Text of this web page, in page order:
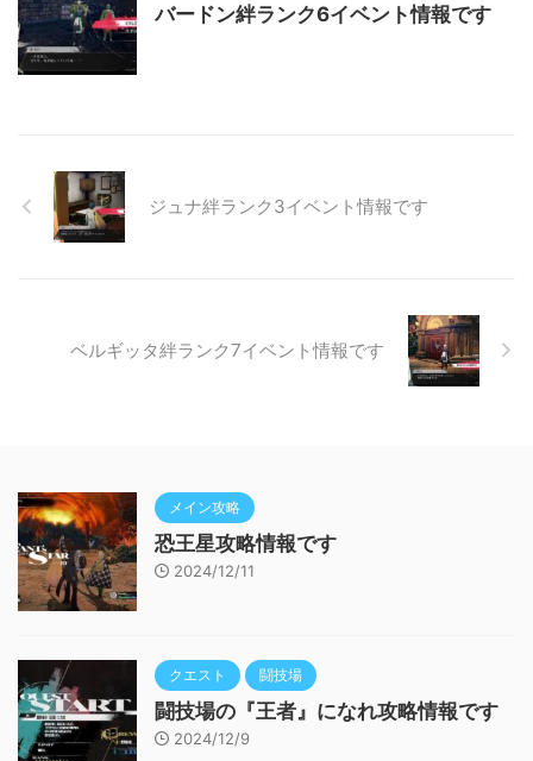
バードン絆ランク6イベント情報です
ジュナ絆ランク3イベント情報です
ベルギッタ絆ランク7イベント情報です
メイン攻略
恐王星攻略情報です
2024/12/11
クエスト 闘技場
闘技場の『王者』になれ攻略情報です
2024/12/9